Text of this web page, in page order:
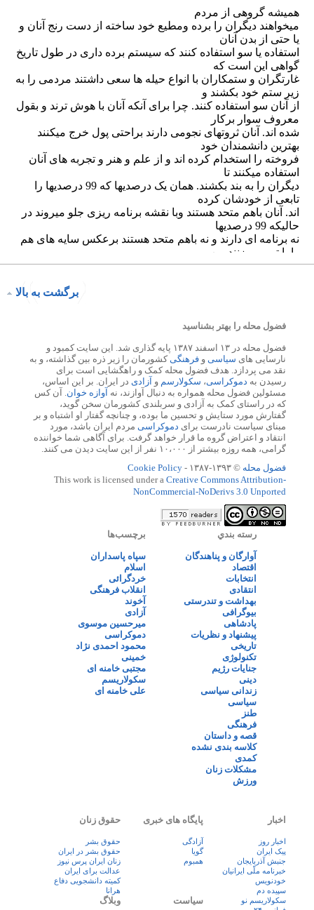
برگشت به بالا
فضول محله را بهتر بشناسید
فضول محله در ۱۳ اسفند ۱۳۸۷ پایه گذاری شد. این سایت کمبود و
نارسایی های سیاسی و فرهنگی کشورمان را زیر ذره بین گذاشته، و به
نقد می پردازد. هدف فضول محله کمک و راهگشایی است برای
رسیدن به دموکراسی، سکولارسم و آزادی در ایران. بر این اساس،
مسئولین فضول محله همواره به دنبال آوازند، نه آوازه خوان . آن کس
که در راستای کمک به آزادی و سربلندی کشورمان سخن گوید،
گفتارش مورد ستایش و تحسین ما بوده، و چنانچه گفتار او اشتباه و بر
مبنای سیاست نادرست برای دموکراسی مردم ایران باشد، مورد
انتقاد و اعتراض گروه ما قرار خواهد گرفت. برای آگاهی شما خواننده
گرامی، همه روزه بیشتر از ۱۰،۰۰۰ نفر از این سایت دیدن می کنند.
فضول محله © ۱۳۹۳-۱۳۸۷ -
Cookie Policy
This work is licensed under a Creative Commons Attribution-
NonCommercial-NoDerivs 3.0 Unported
رسته بندي
آوارگان و پناهندگان
اقتصاد
انتخابات
انتقادی
بهداشت و تندرستی
بیوگرافی
پادشاهی
پیشنهاد و نظریات
تاریخی
تکنولوژی
جنایات رژیم
دینی
زندانی سیاسی
سیاسی
طنز
فرهنگی
قصه و داستان
کلاسه بندی نشده
کمدی
مشکلات زنان
ورزش
برچسب‌ها
سپاه پاسداران
اسلام
خردگرائی
انقلاب فرهنگی
آخوند
آزادی
میرحسین موسوی
دموکراسی
محمود احمدی نژاد
خمینی
مجتبی خامنه ای
سکولاریسم
علی خامنه ای
اخبار
اخبار روز
پيک ايران
جنبش آذربایجان
خبرنامه ملّی ایرانیان
خودنویس
سپیده دم
سکولاریسم نو
پایگاه های خبری
آزادگی
گویا
همبوم
حقوق زنان
حقوق بشر
حقوق بشر در ایران
زنان ايران پرس نيوز
عدالت برای ایران
کمیته دانشجویی دفاع
هرانا
سیاست وبلاگ